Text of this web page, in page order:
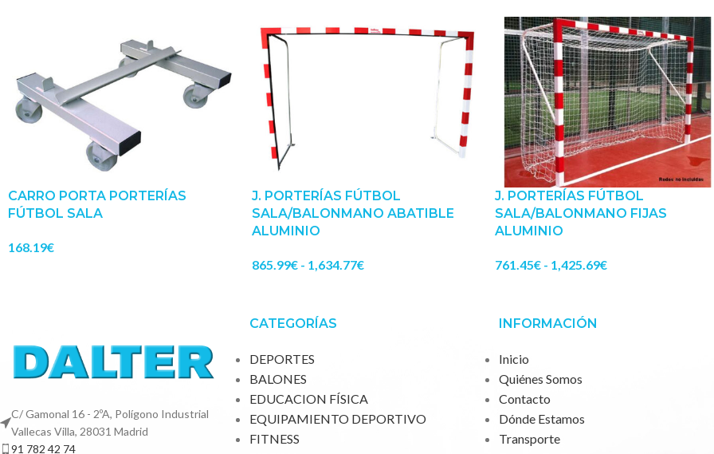
CARRO PORTA PORTERÍAS
FÚTBOL SALA
168.19€
J. PORTERÍAS FÚTBOL
SALA/BALONMANO ABATIBLE
ALUMINIO
865.99€ - 1,634.77€
J. PORTERÍAS FÚTBOL
SALA/BALONMANO FIJAS
ALUMINIO
761.45€ - 1,425.69€
C/ Gamonal 16 - 2ºA, Polígono Industrial
Vallecas Villa, 28031 Madrid
91 782 42 74
CATEGORÍAS
DEPORTES
BALONES
EDUCACION FÍSICA
EQUIPAMIENTO DEPORTIVO
FITNESS
INFORMACIÓN
Inicio
Quiénes Somos
Contacto
Dónde Estamos
Transporte